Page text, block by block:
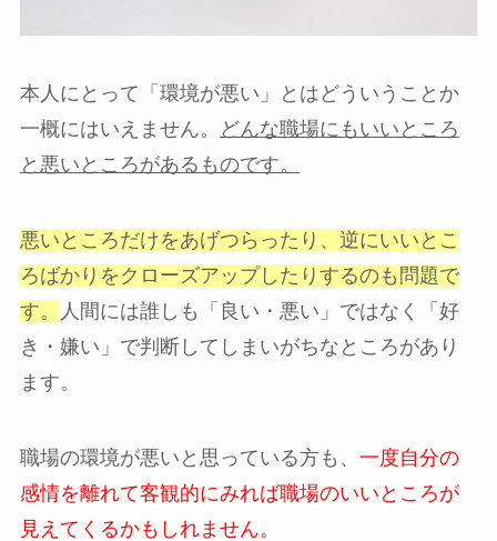
本人にとって「環境が悪い」とはどういうことか
一概にはいえません。
どんな職場にもいいところ
と悪いところがあるものです。
悪いところだけをあげつらったり、逆にいいとこ
ろばかりをクローズアップしたりするのも問題で
す。
人間には誰しも「良い・悪い」ではなく「好
き・嫌い」で判断してしまいがちなところがあり
ます。
職場の環境が悪いと思っている方も、 一度自分の
感情を離れて客観的にみれば職場のいいところが
見えてくるかもしれません。